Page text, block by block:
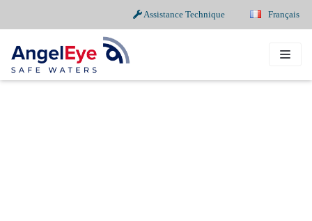
Assistance Technique Français
au
contenu